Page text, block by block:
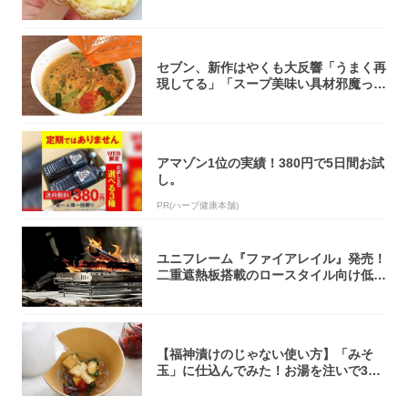
セブン、新作はやくも大反響「うまく再
現してる」「スープ美味い具材邪魔って
アマゾン1位の実績！380円で5日間お試
し。
PR(ハーブ健康本舗)
ユニフレーム『ファイアレイル』発売！
二重遮熱板搭載のロースタイル向け低型
【福神漬けのじゃない使い方】「みそ
玉」に仕込んでみた！お湯を注いで30